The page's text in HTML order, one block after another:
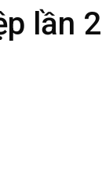
lần 2